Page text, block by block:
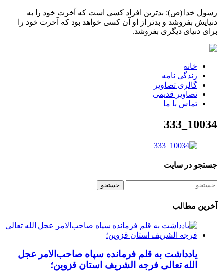
رسول خدا (ص): بدترین افراد کسی است که آخرت خود را به
دنیایش بفروشد و بدتر از او آن کسی خواهد بود که آخرت خود را
برای دنیای دیگری بفروشد.
خانه
زندگی نامه
گالری تصاویر
تصاویر قدیمی
تماس با ما
10034_333
جستجو در سایت
جستجو
آخرین مطالب
یادداشت به قلم فرمانده سپاه صاحب‌الامر عجل
الله تعالی فرجه الشریف استان قزوین؛